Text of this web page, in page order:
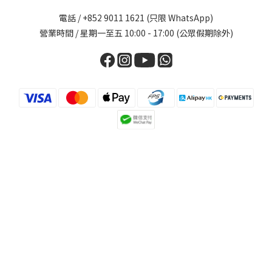
電話 / +852 9011 1621 (只限 WhatsApp)
營業時間 / 星期一至五 10:00 - 17:00 (公眾假期除外)